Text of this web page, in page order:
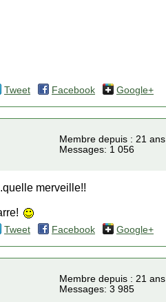
Tweet Facebook Google+
Membre depuis : 21 ans
Messages: 1 056
merveille!!
Tweet Facebook Google+
Membre depuis : 21 ans
Messages: 3 985